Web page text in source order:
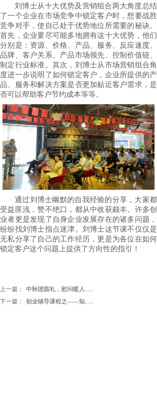
刘博士从十大优势及营销组合两大角度总结
了一个企业在市场竞争中锁定客户时，想要战胜
竞争对手，使自己处于优势地位所需要的秘诀。
首先，企业要尽可能多地拥有这十大优势，他们
分别是：资源、价格、产品、服务、反应速度、
品牌、客户关系、产品市场领先、控制价值链、
制定行业标准。其次，刘博士从市场营销组合角
度进一步说明了如何锁定客户，企业所提供的产
品、服务和解决方案是否更加贴近客户需求，是
否可以帮助客户节约成本等等。
通过刘博士幽默的自我经验的分享，大家都
受益匪浅，赞不绝口，都从中收获颇丰。许多创
业者更是发现了自身企业发展存在的诸多问题，
纷纷找刘博士指点迷津。刘博士这节课不仅仅是
无私分享了自己的工作经历，更是为各位在如何
锁定客户这个问题上提供了方向性的指引！
上一篇：
中秋团圆礼，慰问暖人......
下一篇：
创业辅导课程之——知......